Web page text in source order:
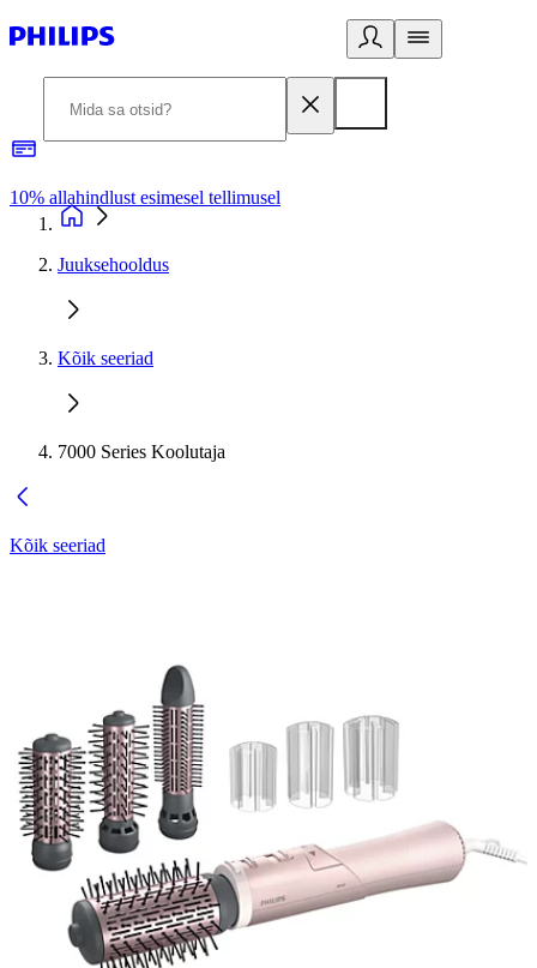
10% allahindlust esimesel tellimusel
Juuksehooldus
Kõik seeriad
7000 Series Koolutaja
Kõik seeriad